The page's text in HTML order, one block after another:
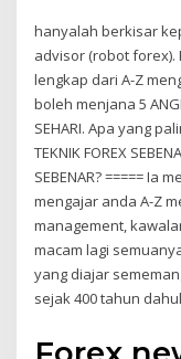
hanyalah berkisar
advisor (robot
lengkap dari A-Z
boleh menjana 5
SEHARI. Apa yang
TEKNIK FOREX
SEBENAR? =====
mengajar anda A-Z
management,
macam lagi
yang diajar
sejak 400 tahun